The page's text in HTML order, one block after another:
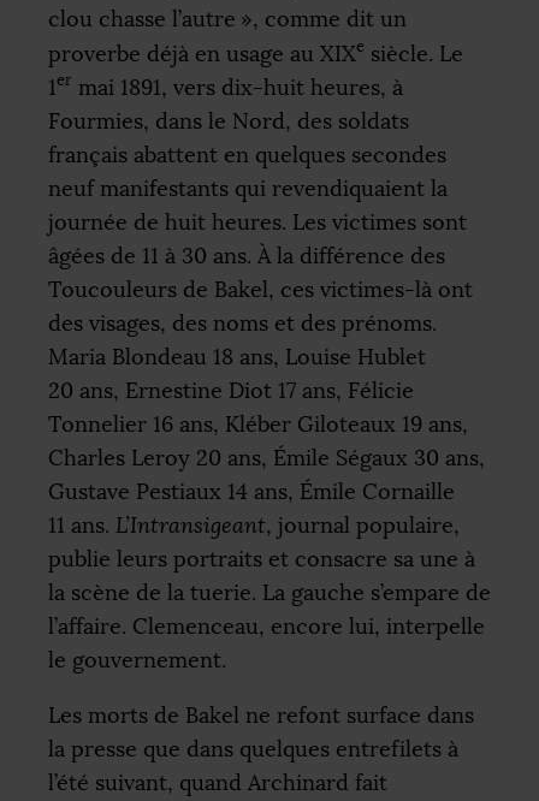
clou chasse l’autre », comme dit un
proverbe déjà en usage au XIXe siècle. Le
1er mai 1891, vers dix-huit heures, à
Fourmies, dans le Nord, des soldats
français abattent en quelques secondes
neuf manifestants qui revendiquaient la
journée de huit heures. Les victimes sont
âgées de 11 à 30 ans. À la différence des
Toucouleurs de Bakel, ces victimes-là ont
des visages, des noms et des prénoms.
Maria Blondeau 18 ans, Louise Hublet
20 ans, Ernestine Diot 17 ans, Félicie
Tonnelier 16 ans, Kléber Giloteaux 19 ans,
Charles Leroy 20 ans, Émile Ségaux 30 ans,
Gustave Pestiaux 14 ans, Émile Cornaille
11 ans. L’Intransigeant, journal populaire,
publie leurs portraits et consacre sa une à
la scène de la tuerie. La gauche s’empare de
l’affaire. Clemenceau, encore lui, interpelle
le gouvernement.
Les morts de Bakel ne refont surface dans
la presse que dans quelques entrefilets à
l’été suivant, quand Archinard fait